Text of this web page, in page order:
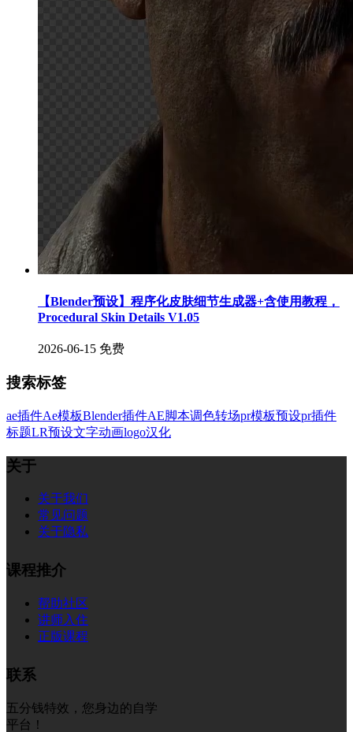
【Blender预设】程序化皮肤细节生成器+含使用教程，
Procedural Skin Details V1.05
2026-06-15 免费
搜索标签
ae插件Ae模板Blender插件AE脚本调色转场pr模板预设pr插件
标题LR预设文字动画logo汉化
关于
关于我们
常见问题
关于隐私
课程推介
帮助社区
讲师入住
正版课程
联系
五分钱特效，您身边的自学
平台！